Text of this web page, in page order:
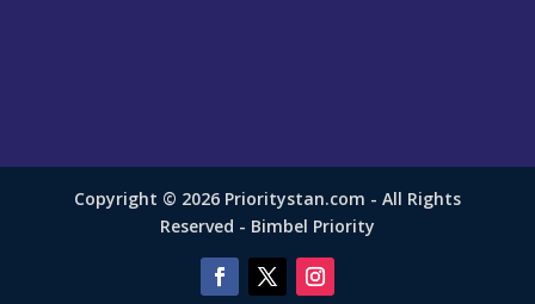
Copyright © 2026 Prioritystan.com - All Rights
Reserved - Bimbel Priority